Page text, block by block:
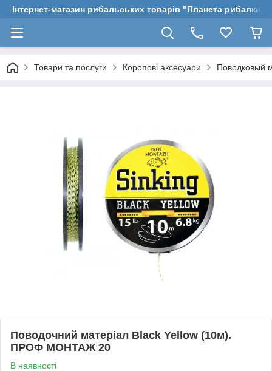
Інтернет-магазин рибальських товарів "Планета рибалки"
Товари та послуги Коропові аксесуари Поводковый
Поводочний матеріал Black Yellow (10м).
ПРОФ МОНТАЖ 20
В наявності